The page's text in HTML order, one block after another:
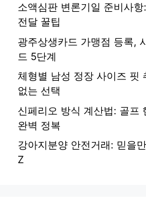
소액심판 변론기일 준비사
전달 꿀팁
광주상생카드 가맹점 등록,
드 5단계
체형별 남성 정장 사이즈 핏
없는 선택
신페리오 방식 계산법: 골프
완벽 정복
강아지분양 안전거래: 믿을
Z